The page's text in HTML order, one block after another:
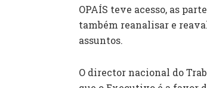
OPAÍS teve acesso, as
também reanalisar e
assuntos.
O director nacional do